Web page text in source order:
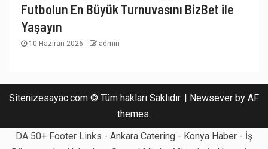
Futbolun En Büyük Turnuvasını BizBet ile
Yaşayın
10 Haziran 2026 admin
Sitenizesayac.com © Tüm hakları Saklıdır. | Newsever by AF
themes.
DA 50+ Footer Links - Ankara Catering - Konya Haber - İş